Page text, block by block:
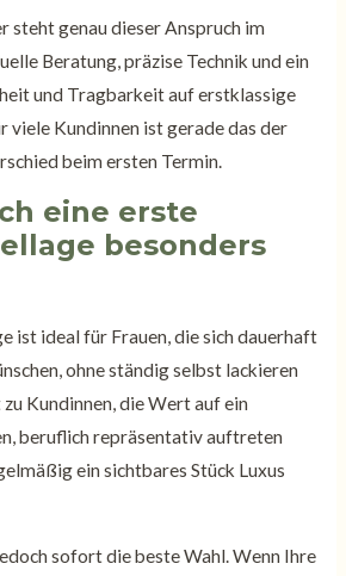
steht genau dieser Anspruch im
Beratung, präzise Technik und ein
und Tragbarkeit auf erstklassige
viele Kundinnen ist gerade das der
beim ersten Termin.
eine erste
besonders
ist ideal für Frauen, die sich dauerhaft
ohne ständig selbst lackieren
zu Kundinnen, die Wert auf ein
beruflich repräsentativ auftreten
ein sichtbares Stück Luxus
sofort die beste Wahl. Wenn Ihre